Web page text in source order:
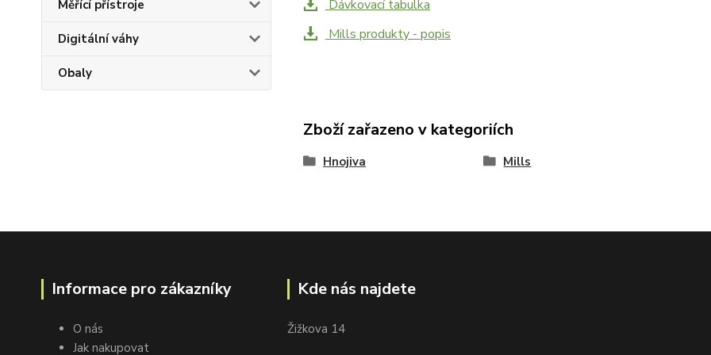
Měřící přístroje
Digitální váhy
Obaly
Dávkovací tabulka
Mills produkty - popis
Zboží zařazeno v kategoriích
Hnojiva Mills
Informace pro zákazníky
O nás
Jak nakupovat
Kde nás najdete
Žižkova 14